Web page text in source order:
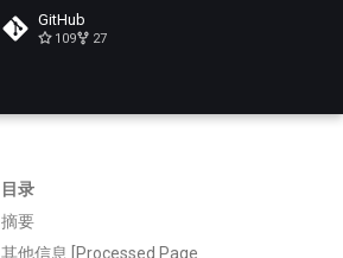
GitHub
109 27
目录
摘要
其他信息 [Processed Page